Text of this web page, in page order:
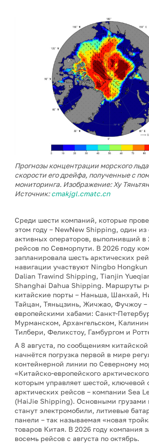
Прогнозы концентрации морского
скорости его дрейфа, полученные с
мониторинга. Изображение: Ху
Источник:cmakjgl.cmatc.cn
Среди шести компаний, которые
этом году – NewNew Shipping, один из
активных операторов, выполнивший в
рейсов по Севморпути. В 2026 году
запланировала шесть арктических
навигации участвуют Ningbo
Dalian Trawind Shipping, Tianjin
Shanghai Dahua Shipping. Маршруты
китайские порты – Наньша, Шанхай,
Тайцан, Тяньцзинь, Жичжао, Фучжоу –
европейскими хабами: Санкт-
Мурманском, Архангельском,
Тилбери, Феликстоу, Гамбургом и
А 8 августа, по сообщениям
начнётся погрузка первой в мире
контейнерной линии по Северному
«Китайско-европейского
которым управляет шестой, ключевой
арктических рейсов – компании Sea
(HaiJie Shipping). Основными грузами
станут электромобили, литиевые
панели – так называемая «новая
товаров Китая. В 2026 году компания
восемь рейсов с августа по октябрь.